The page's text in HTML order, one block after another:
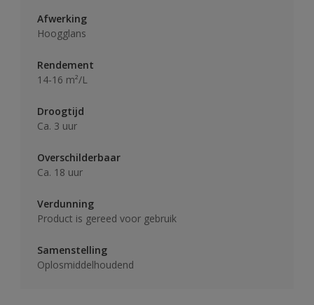
Afwerking
Hoogglans
Rendement
14-16 m²/L
Droogtijd
Ca. 3 uur
Overschilderbaar
Ca. 18 uur
Verdunning
Product is gereed voor gebruik
Samenstelling
Oplosmiddelhoudend